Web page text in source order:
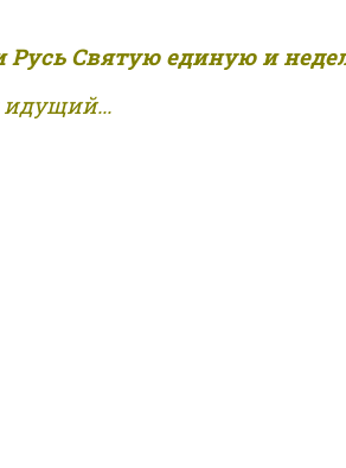
Русь Святую единую и